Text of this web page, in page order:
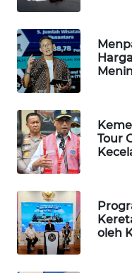
Tour
oleh
BINTAN
WN
MANDALIKA
WN
LIKUPANG
WN
LABUANBAJO
WN
BORNEO
Wahana